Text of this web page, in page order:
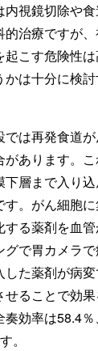
視鏡切除や
治療ですが
起こす危険性
は十分に検
は再発食道
あります。
下層まで入り
。がん細胞に
る薬剤を血
で胃カメラ
た薬剤が病
ることで効
効率は58.4
。